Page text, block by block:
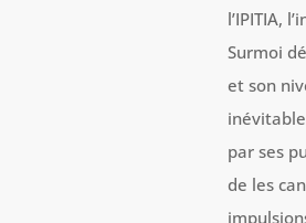
l’IPITIA,
Surmoi
et son
par ses
de les